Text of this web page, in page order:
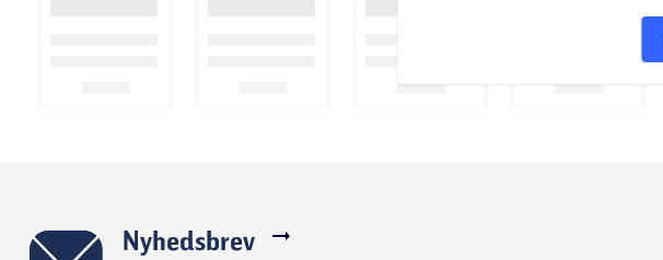
Nyhedsbrev